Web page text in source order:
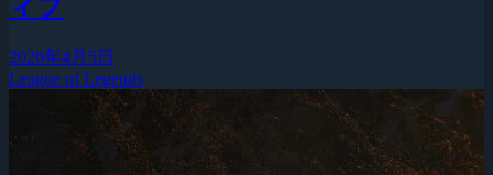
ィブ
2026年4月5日
League of Legends